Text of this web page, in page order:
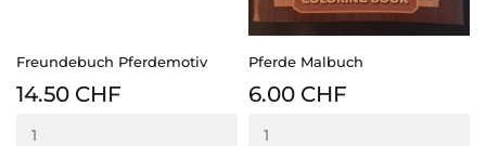
Freundebuch Pferdemotiv
14.50 CHF
Pferde Malbuch
6.00 CHF